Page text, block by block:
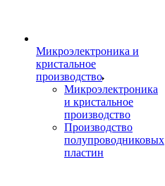
Микроэлектроника и
кристальное
производство
Микроэлектроника
и кристальное
производство
Производство
полупроводниковых
пластин